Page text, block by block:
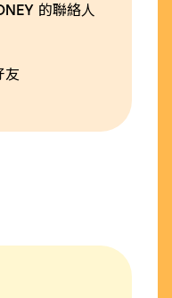
的聯絡人
友